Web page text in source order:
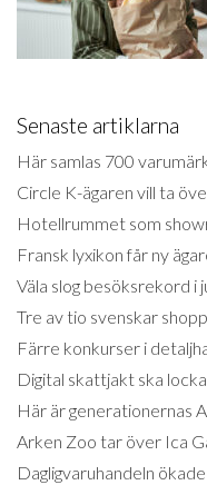
Senaste artiklarna
Här samlas 700
Circle K-ägaren vill ta
Hotellrummet som
Fransk lyxikon får ny
Väla slog besöksrekord i
Tre av tio svenskar
Färre konkurser i
Digital skattjakt ska
Här är generationernas
Arken Zoo tar över Ica
Dagligvaruhandeln ökade